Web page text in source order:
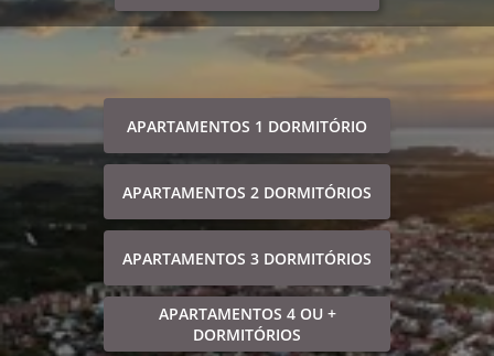
APARTAMENTOS 1 DORMITÓRIO
APARTAMENTOS 2 DORMITÓRIOS
APARTAMENTOS 3 DORMITÓRIOS
APARTAMENTOS 4 OU +
DORMITÓRIOS